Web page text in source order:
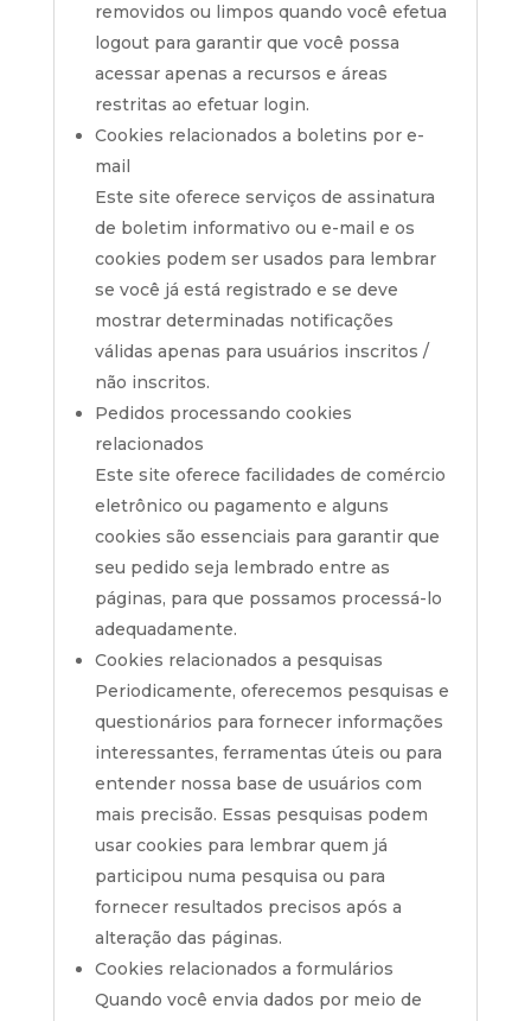
removidos ou limpos quando você efetua
logout para garantir que você possa
acessar apenas a recursos e áreas
restritas ao efetuar login.
Cookies relacionados a boletins por e-
mail
Este site oferece serviços de assinatura
de boletim informativo ou e-mail e os
cookies podem ser usados ​​para lembrar
se você já está registrado e se deve
mostrar determinadas notificações
válidas apenas para usuários inscritos /
não inscritos.
Pedidos processando cookies
relacionados
Este site oferece facilidades de comércio
eletrônico ou pagamento e alguns
cookies são essenciais para garantir que
seu pedido seja lembrado entre as
páginas, para que possamos processá-lo
adequadamente.
Cookies relacionados a pesquisas
Periodicamente, oferecemos pesquisas e
questionários para fornecer informações
interessantes, ferramentas úteis ou para
entender nossa base de usuários com
mais precisão. Essas pesquisas podem
usar cookies para lembrar quem já
participou numa pesquisa ou para
fornecer resultados precisos após a
alteração das páginas.
Cookies relacionados a formulários
Quando você envia dados por meio de